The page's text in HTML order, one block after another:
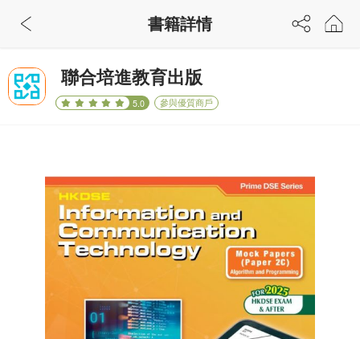
聯合培進教育出版
5.0 參與優質商戶
書籍詳情